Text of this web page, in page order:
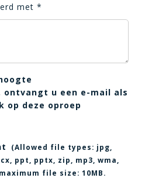
met *
u een e-mail als
op deze oproep
(Allowed file types: jpg,
ppt, pptx, zip, mp3, wma,
maximum file size: 10MB.